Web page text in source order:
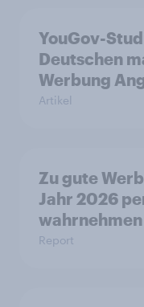
YouGov-
Deutschen
Werbung
Artikel
Zu gute
Jahr 2026
wahrnehmen
Report